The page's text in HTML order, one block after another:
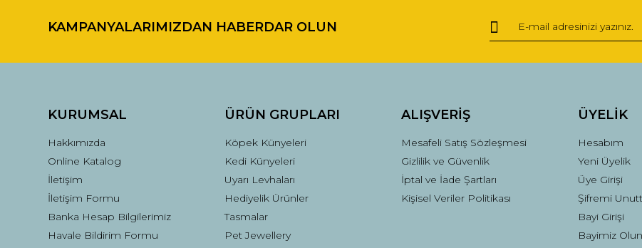
Yorum Yaz
Ürün resmi kalitesiz, bozuk veya görüntülenemiyor.
Ürün bilgilerinde hatalar bulunuyor.
Bu ürüne benzer farklı alternatifler olmalı.
Gönder
KAMPANYALARIMIZDAN HABERDAR OLUN
KURUMSAL
Hakkımızda
Online Katalog
İletişim
İletişim Formu
Banka Hesap Bilgilerimiz
Havale Bildirim Formu
ÜRÜN GRUPLARI
Köpek Künyeleri
Kedi Künyeleri
Uyarı Levhaları
Hediyelik Ürünler
Tasmalar
Pet Jewellery
ALIŞVERİŞ
Mesafeli Satış Sözleşmesi
Gizlilik ve Güvenlik
İptal ve İade Şartları
Kişisel Veriler Politikası
ÜYELİK
Hesabım
Yeni Üyelik
Üye Girişi
Şifremi
Bayi Girişi
Bayimiz Olun